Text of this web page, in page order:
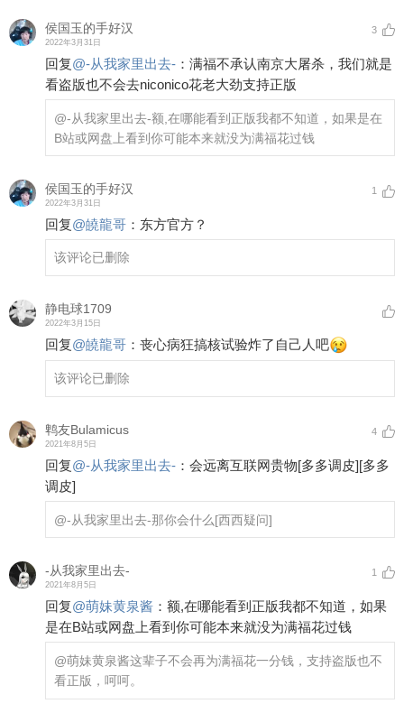
侯国玉的手好汉
2022年3月31日
3
回复@-从我家里出去- ： 满福不承认南京大屠杀，我们就是
看盗版也不会去niconico花老大劲支持正版
@-从我家里出去-额,在哪能看到正版我都不知道，如果是在
B站或网盘上看到你可能本来就没为满福花过钱
侯国玉的手好汉
2022年3月31日
1
回复@皢龍哥 ： 东方官方？
该评论已删除
静电球1709
2022年3月15日
回复@皢龍哥 ： 丧心病狂搞核试验炸了自己人吧
该评论已删除
鹎友Bulamicus
2021年8月5日
4
回复@-从我家里出去- ： 会远离互联网贵物[多多调皮][多多
调皮]
@-从我家里出去-那你会什么[西西疑问]
-从我家里出去-
2021年8月5日
1
回复@萌妹黄泉酱 ： 额,在哪能看到正版我都不知道，如果
是在B站或网盘上看到你可能本来就没为满福花过钱
@萌妹黄泉酱这辈子不会再为满福花一分钱，支持盗版也不
看正版，呵呵。